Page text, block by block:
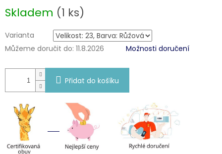
cena:
Skladem (1 ks)
Varianta
Můžeme doručit do: 11.8.2026 Možnosti doručení
Přidat do košíku